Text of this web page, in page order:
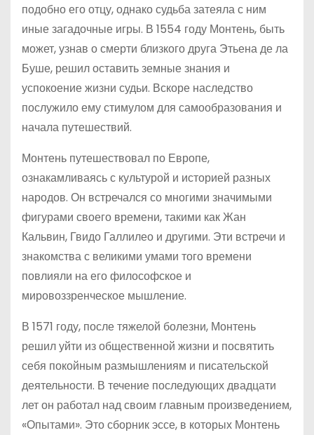
подобно его отцу, однако судьба затеяла с ним
иные загадочные игры. В 1554 году Монтень, быть
может, узнав о смерти близкого друга Этьена де ла
Буше, решил оставить земные знания и
успокоение жизни судьи. Вскоре наследство
послужило ему стимулом для самообразования и
начала путешествий.
Монтень путешествовал по Европе,
ознакамливаясь с культурой и историей разных
народов. Он встречался со многими значимыми
фигурами своего времени, такими как Жан
Кальвин, Гвидо Галлилео и другими. Эти встречи и
знакомства с великими умами того времени
повлияли на его философское и
мировоззренческое мышление.
В 1571 году, после тяжелой болезни, Монтень
решил уйти из общественной жизни и посвятить
себя покойным размышлениям и писательской
деятельности. В течение последующих двадцати
лет он работал над своим главным произведением,
«Опытами». Это сборник эссе, в которых Монтень